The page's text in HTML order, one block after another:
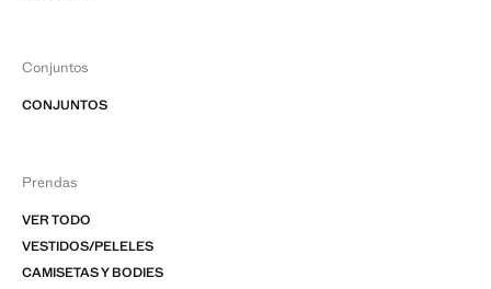
Conjuntos
CONJUNTOS
Prendas
VER TODO
VESTIDOS/PELELES
CAMISETAS Y BODIES